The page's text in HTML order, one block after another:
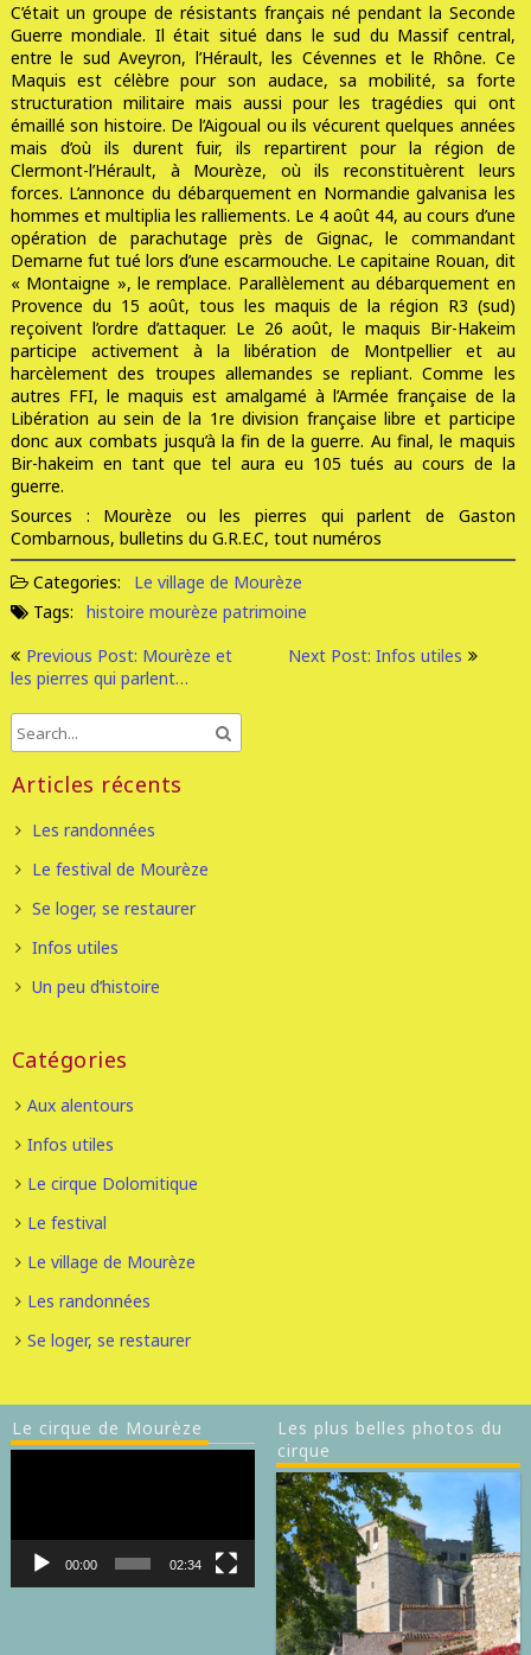
C’était un groupe de résistants français né pendant la Seconde
Guerre mondiale. Il était situé dans le sud du Massif central,
entre le sudAveyron, l’Hérault, les Cévennes et le Rhône. Ce
Maquis est célèbre pour son audace, sa mobilité, sa forte
structuration militaire mais aussi pour les tragédies qui ont
émaillé son histoire. De l’Aigoual ou ils vécurent quelques années
mais d’où ils durent fuir, ils repartirent pour la région de
Clermont-l’Hérault, à Mourèze, où ils reconstituèrent leurs
forces. L’annonce du débarquement en Normandie galvanisa les
hommes et multiplia les ralliements. Le 4 août 44, au cours d’une
opération de parachutage près de Gignac, le commandant
Demarne fut tué lors d’une escarmouche. Le capitaine Rouan, dit
« Montaigne », le remplace. Parallèlement audébarquement en
Provence du 15 août, tous les maquis de la région R3 (sud)
reçoivent l’ordre d’attaquer. Le 26 août, le maquis Bir-Hakeim
participe activement à la libération de Montpellieret au
harcèlement des troupes allemandes se repliant. Comme les
autres FFI, le maquis est amalgamé à l’Armée française de la
Libération au sein de la 1re division française libre et participe
donc aux combats jusqu’à la fin de la guerre. Au final, le maquis
Bir-hakeim en tant que tel aura eu 105 tués au cours de la
guerre.
Sources : Mourèze ou les pierres qui parlent de Gaston
Combarnous, bulletins du G.R.E.C, tout numéros
Categories:
Le village de Mourèze
Tags:
histoire mourèze patrimoine
Previous Post: Mourèze et
les pierres qui parlent…
Next Post: Infos utiles
Articles récents
Les randonnées
Le festival de Mourèze
Se loger, se restaurer
Infos utiles
Un peu d’histoire
Catégories
Aux alentours
Infos utiles
Le cirque Dolomitique
Le festival
Le village de Mourèze
Les randonnées
Se loger, se restaurer
Le cirque de Mourèze
00:00 02:34
Les plus belles photos du
cirque